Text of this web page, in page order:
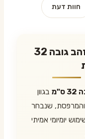
חוות דעת
מעמד עציץ שחור עם רגלי זהב גובה 32
בגוון
והמרפסת, שנבחר
יומיומי אמיתי